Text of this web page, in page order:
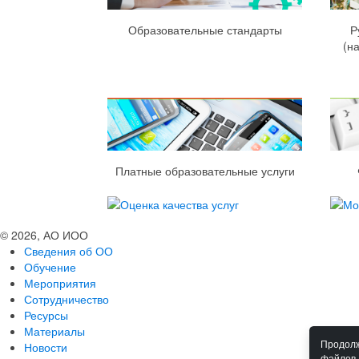
Образовательные стандарты
Платные образовательные услуги
© 2026, АО ИОО
Сведения об ОО
Обучение
Мероприятия
Сотрудничество
Ресурсы
Материалы
Новости